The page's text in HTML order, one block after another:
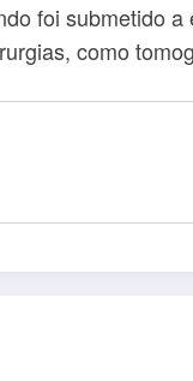
foi submetido
como